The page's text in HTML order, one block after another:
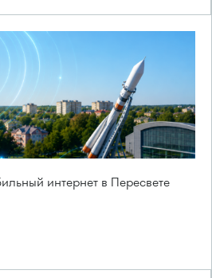
интернет в Пересвете